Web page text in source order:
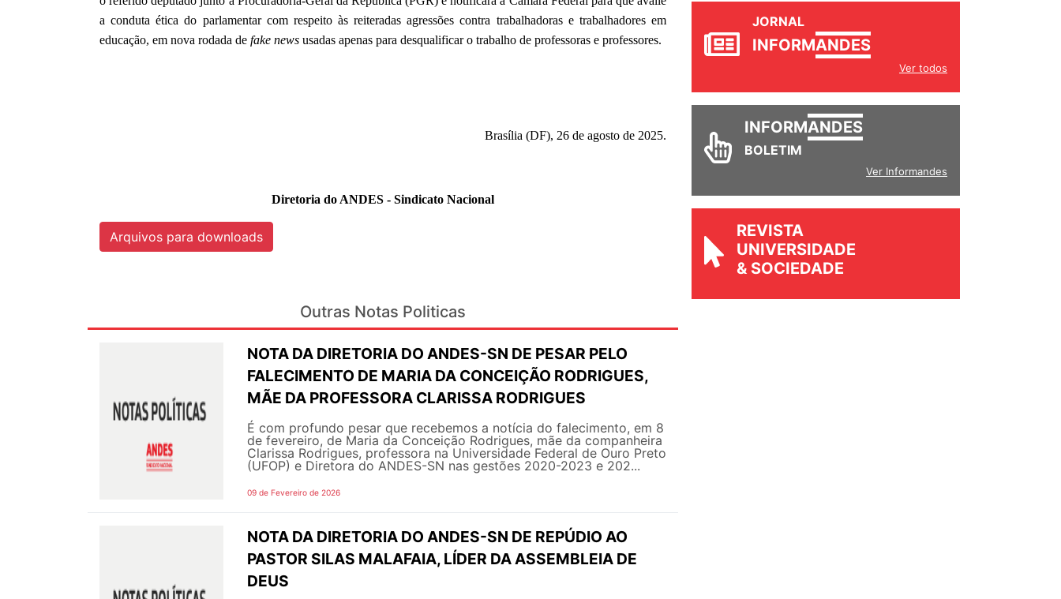
a conduta ética do parlamentar com respeito às reiteradas agressões contra trabalhadoras e trabalhadores em
educação, em nova rodada de fake news usadas apenas para desqualificar o trabalho de professoras e professores.
Brasília (DF), 26 de agosto de 2025.
Diretoria do ANDES - Sindicato Nacional
Arquivos para downloads
Outras Notas Politicas
NOTA DA DIRETORIA DO ANDES-SN DE PESAR PELO
FALECIMENTO DE MARIA DA CONCEIÇÃO RODRIGUES,
MÃE DA PROFESSORA CLARISSA RODRIGUES
É com profundo pesar que recebemos a notícia do falecimento, em 8
de fevereiro, de Maria da Conceição Rodrigues, mãe da companheira
Clarissa Rodrigues, professora na Universidade Federal de Ouro Preto
(UFOP) e Diretora do ANDES-SN nas gestões 2020-2023 e 202...
09 de Fevereiro de 2026
NOTA DA DIRETORIA DO ANDES-SN DE REPÚDIO AO
PASTOR SILAS MALAFAIA, LÍDER DA ASSEMBLEIA DE
DEUS
JORNAL
Ver todos
INFORM
Ver Informandes
REVISTA
UNIVERSIDADE